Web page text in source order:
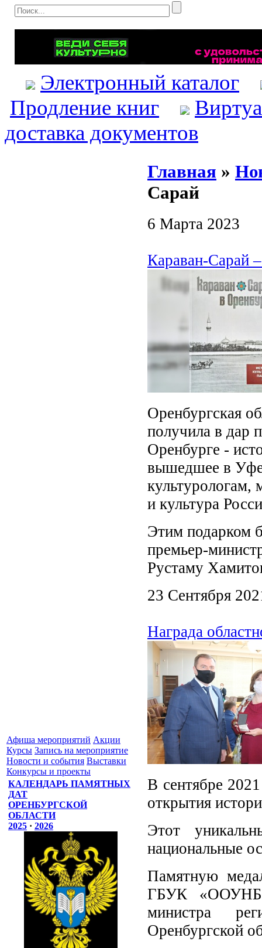
Электронный каталог
Продление книг
доставка документов
Афиша мероприятий Акции
Курсы Запись на мероприятие
Новости и события Выставки
Конкурсы и проекты
КАЛЕНДАРЬ ПАМЯТНЫХ
ДАТ
ОРЕНБУРГСКОЙ
ОБЛАСТИ
2025 · 2026
Главная »
Сарай
6 Марта 2023
Караван-Сарай
Оренбургская
получила в дар
Оренбурге -
вышедшее в Уфе
культурологам,
и культура
Этим подарком
премьер-
Рустаму
23 Сентября
Награда
В сентябре
открытия
Этот
национальные
Памятную
ГБУК «ООУНБ
министра
Оренбургской